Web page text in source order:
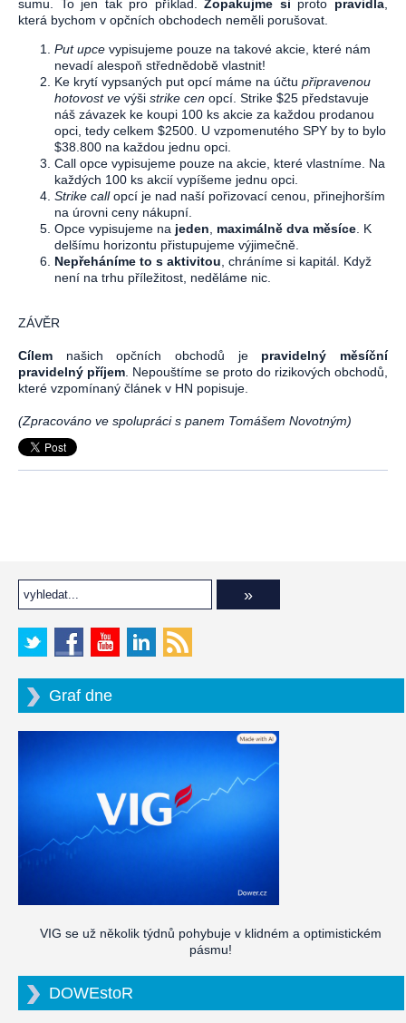
sumu. To jen tak pro příklad.Zopakujme si proto pravidla
která bychom v opčních obchodech neměli porušovat.
Put upce vypisujeme pouze na takové akcie, které nám
nevadí alespoň střednědobě vlastnit!
Ke krytí vypsaných put opcí máme na účtu připravenou
hotovost ve výši strike cen opcí. Strike $25 představuje
náš závazek ke koupi 100 ks akcie za každou prodanou
opci, tedy celkem $2500. U vzpomenutého SPY by to bylo
$38.800 na každou jednu opci.
Call opce vypisujeme pouze na akcie, které vlastníme. Na
každých 100 ks akcií vypíšeme jednu opci.
Strike callopcí je nad naší pořizovací cenou, přinejhorším
na úrovni ceny nákupní.
Opce vypisujeme na jeden maximálně dva měsíce . K
delšímu horizontu přistupujeme výjimečně.
Nepřeháníme to s aktivitou , chráníme si kapitál. Když
není na trhu příležitost, neděláme nic.
ZÁVĚR
Cílem našich opčních obchodů je pravidelný měsíční
pravidelný příjem . Nepouštíme se proto do rizikových obchodů,
které vzpomínaný článek v HN popisuje.
(Zpracováno ve spolupráci s panem Tomášem Novotným)
Graf dne
VIG se už několik týdnů pohybuje v klidném a optimistickém
pásmu!
DOWEstoR